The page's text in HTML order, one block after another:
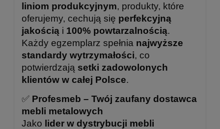
liniom produkcyjnym, produkty, które
oferujemy, cechują się perfekcyjną
jakością i 100% powtarzalnością.
Każdy egzemplarz spełnia najwyższe
standardy wytrzymałości, co
potwierdzają setki zadowolonych
klientów w całej Polsce.
✅ Profesmeb – Twój zaufany dostawca
mebli metalowych
Jako lider w dystrybucji mebli